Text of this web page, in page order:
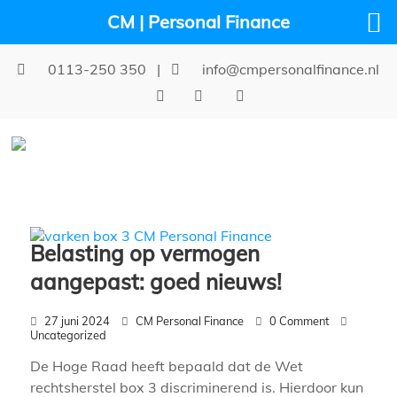
0113-250 350 | info@cmpersonalfinance.nl
Belasting op vermogen
aangepast: goed nieuws!
27 juni 2024 CM Personal Finance
0 Comment
Uncategorized
De Hoge Raad heeft bepaald dat de Wet
rechtsherstel box 3 discriminerend is. Hierdoor kun
CM | Personal Finance